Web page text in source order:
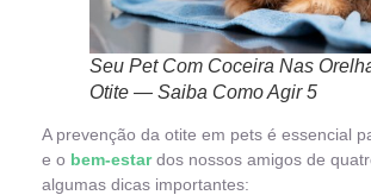
Seu Pet Com Coceira Nas
Otite — Saiba Como Agir 5
A prevenção da otite em pets é essencial
e o bem-estardos nossos amigos de
algumas dicas importantes: